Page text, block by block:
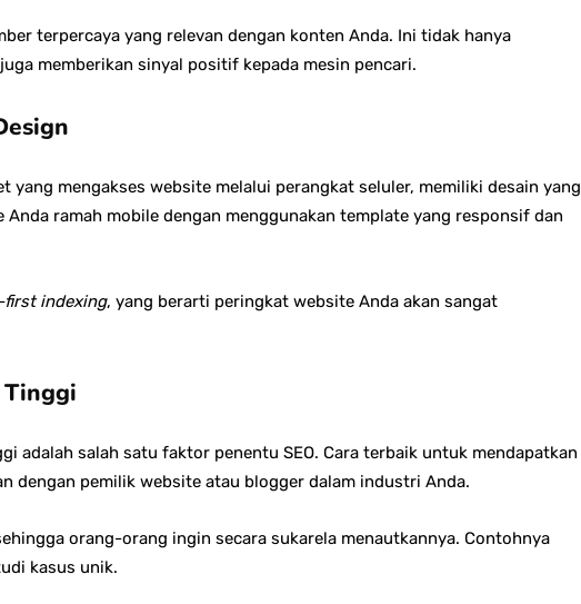
terpercaya yang relevan dengan konten Anda. Ini tidak hanya
memberikan sinyal positif kepada mesin pencari.
yang mengakses website melalui perangkat seluler, memiliki desain yang
ramah mobile dengan menggunakan template yang responsif dan
first indexing, yang berarti peringkat website Anda akan sangat
adalah salah satu faktor penentu SEO. Cara terbaik untuk mendapatkan
dengan pemilik website atau blogger dalam industri Anda.
orang-orang ingin secara sukarela menautkannya. Contohnya
kasus unik.